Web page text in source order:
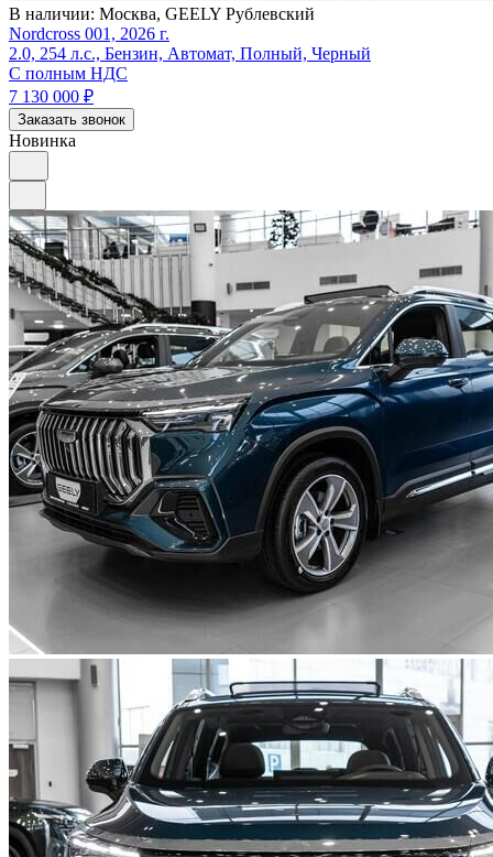
В наличии: Москва, GEELY Рублевский
Nordcross 001, 2026 г.
2.0, 254 л.с., Бензин, Автомат, Полный, Черный
С полным НДС
7 130 000 ₽
Заказать звонок
Новинка